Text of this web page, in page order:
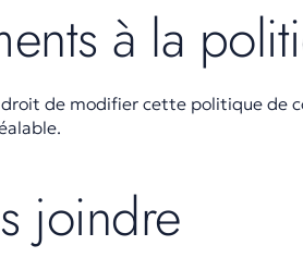
à la
droit de modifier cette politique de
joindre